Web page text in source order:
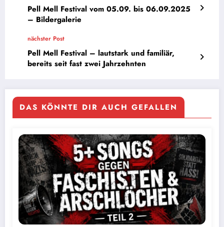
Pell Mell Festival vom 05.09. bis 06.09.2025
– Bildergalerie
nächster Post
Pell Mell Festival – lautstark und familiär,
bereits seit fast zwei Jahrzehnten
DAS KÖNNTE DIR AUCH GEFALLEN